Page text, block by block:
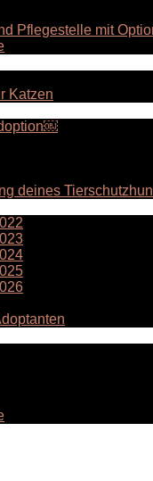
Pflegestelle mit
Katzen
deines